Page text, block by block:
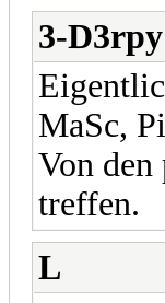
3-D3rpy
MaSc,
Von
treffen.
L